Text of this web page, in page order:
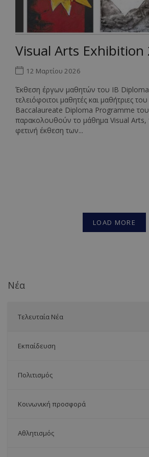
Visual Arts Exhibition
12 Μαρτίου 2026
Έκθεση έργων μαθητών του IB
τελειόφοιτοι μαθητές και μαθήτριες
Baccalaureate Diploma Programme
παρακολουθούν το μάθημα Visual Arts,
φετινή έκθεση των...
LOAD MORE
Νέα
Τελευταία Νέα
Εκπαίδευση
Πολιτισμός
Κοινωνική προσφορά
Αθλητισμός